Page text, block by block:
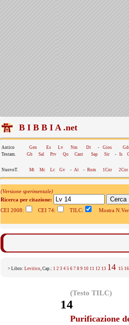
B I B B I A .net
Antico Gen Es Lv Nm Dt - Gios
Testam.
Gb Sal Prv Qo Cant Sap Sir - Is
NuovoT. Mt Mc Lc Gv - At - Rom 1Cor 2Cor
(Versione sperimentale)
Ricerca per citazione:
CEI 2008:
CEI 74: TILC: Mostra
> Libro: Levitico, Cap.: 1 2 3 4 5 6 7 8 9 10 11 12 13 14 15 16
(Testo TILC)
14
Purificazione